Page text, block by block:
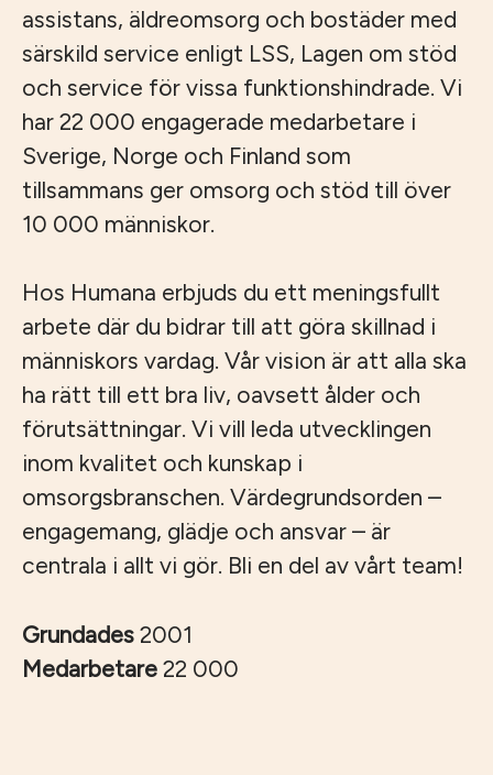
assistans, äldreomsorg och bostäder med
särskild service enligt LSS, Lagen om stöd
och service för vissa funktionshindrade. Vi
har 22 000 engagerade medarbetare i
Sverige, Norge och Finland som
tillsammans ger omsorg och stöd till över
10 000 människor.
Hos Humana erbjuds du ett meningsfullt
arbete där du bidrar till att göra skillnad i
människors vardag. Vår vision är att alla ska
ha rätt till ett bra liv, oavsett ålder och
förutsättningar. Vi vill leda utvecklingen
inom kvalitet och kunskap i
omsorgsbranschen. Värdegrundsorden –
engagemang, glädje och ansvar – är
centrala i allt vi gör. Bli en del av vårt team!
Grundades 2001
Medarbetare 22 000